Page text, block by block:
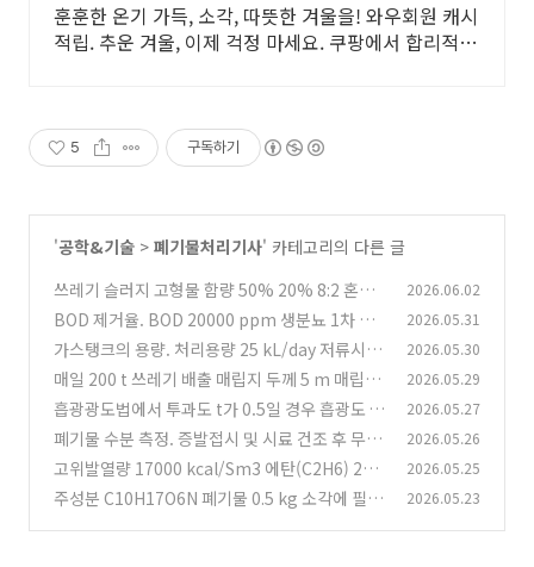
훈훈한 온기 가득, 소각, 따뜻한 겨울을! 와우회원 캐시
적립. 추운 겨울, 이제 걱정 마세요. 쿠팡에서 합리적인
5 구독하기
'공학&기술 > 폐기물처리기사' 카테고리의 다른 글
쓰레기 슬러지 고형물 함량 50% 20% 8:2 혼합
폐기물의 함수율 (4)
2026.06.02
BOD 제거율. BOD 20000 ppm 생분뇨 1차 처
리 75% 제거 20배 희석 20 ppm
(3)
2026.05.31
가스탱크의 용량. 처리용량 25 kL/day 저류시간
6시간 생성가스량 8배
(4)
2026.05.30
매일 200 t 쓰레기 배출 매립지 두께 5 m 매립밀
도 0.8 t/m3 5년간 매립지 면적
(7)
2026.05.29
흡광광도법에서 투과도 t가 0.5일 경우 흡광도
(6)
2026.05.27
폐기물 수분 측정. 증발접시 및 시료 건조 후 무게
19.345 g (5)
2026.05.26
고위발열량 17000 kcal/Sm3 에탄(C2H6) 21 S
m3/Sm3 이론 연소온도
(4)
2026.05.25
주성분 C10H17O6N 폐기물 0.5 kg 소각에 필요
2026.05.23